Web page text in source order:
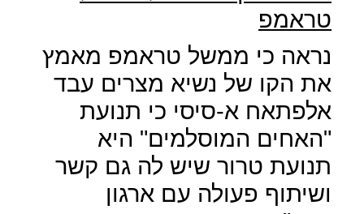
טראמפ
נראה כי ממשל טראמפ מאמץ
את הקו של נשיא מצרים עבד
אלפתאח א-סיסי כי תנועת
"האחים המוסלמים" היא
תנועת טרור שיש לה גם קשר
ושיתוף פעולה עם ארגון